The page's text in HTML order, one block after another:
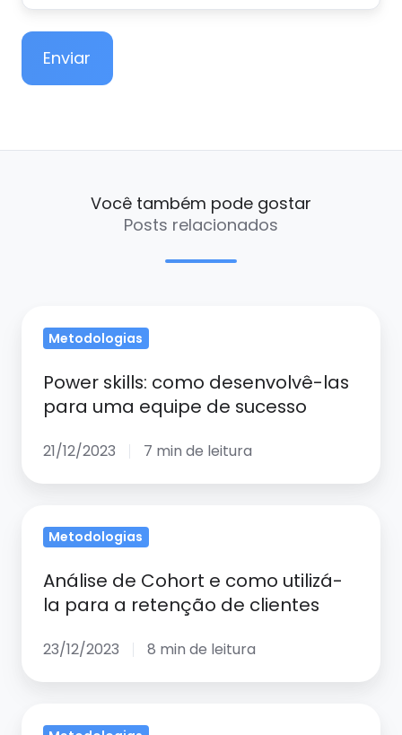
Você também pode gostar
Posts relacionados
skills:
desenvolvê-
para
sucesso
Metodologias
Power skills: como desenvolvê-las
para uma equipe de sucesso
21/12/2023 7 min de leitura
Cohort
como
utilizá-
Metodologias
Análise de Cohort e como utilizá-
la para a retenção de clientes
23/12/2023 8 min de leitura